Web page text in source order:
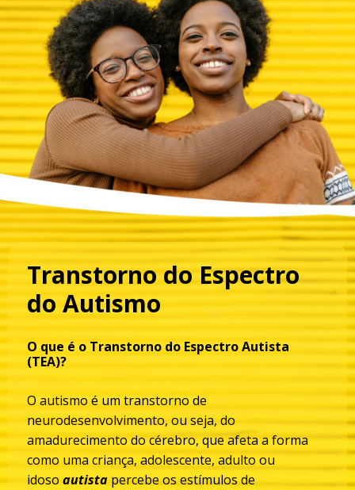
Transtorno do Espectro
do Autismo
O que é o Transtorno do Espectro Autista
(TEA)?
O autismo é um transtorno de
neurodesenvolvimento, ou seja, do
amadurecimento do cérebro, que afeta a forma
como uma criança, adolescente, adulto ou
idosoautista percebe os estímulos de